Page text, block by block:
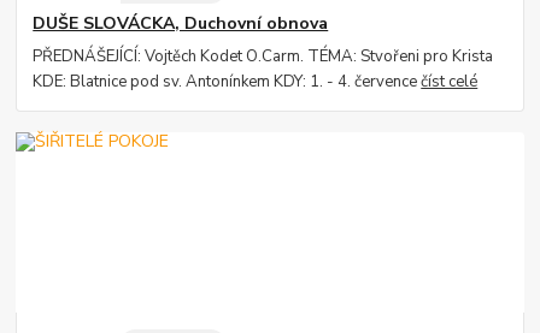
DUŠE SLOVÁCKA, Duchovní obnova
PŘEDNÁŠEJÍCÍ: Vojtěch Kodet O.Carm. TÉMA: Stvořeni pro Krista
KDE: Blatnice pod sv. Antonínkem KDY: 1. - 4. červencečíst celé